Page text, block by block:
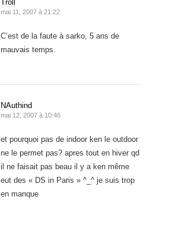
Troll
mai 11, 2007 à 21:22
C’est de la faute à sarko, 5 ans de
mauvais temps.
NAuthind
mai 12, 2007 à 10:46
et pourquoi pas de indoor ken le outdoor
ne le permet pas? apres tout en hiver qd
il ne faisait pas beau il y a ken même
eut des « DS in Paris » ^_^ je suis trop
en manque